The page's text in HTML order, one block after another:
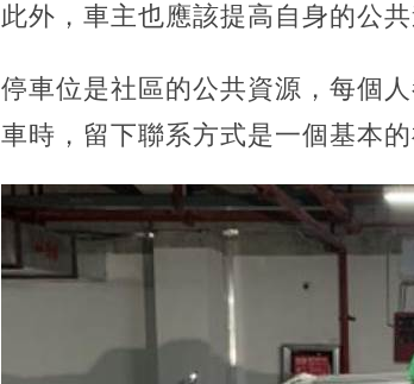
此外，車主也應該提高自身的公共
停車位是社區的公共資源，每個
車時，留下聯系方式是一個基本